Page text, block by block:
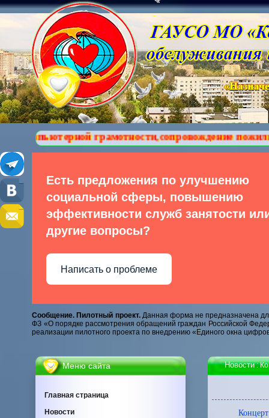
грамотности,сопровождение пожилых
Есть предложения по улучшению
социальной сферы, повышению
эффективности служб занятости
другие вопросы?
Написать о проблеме
Сообщение. Пилотный проект.Данная форма не предназначена
ФЗ «О порядке рассмотрения обращений граждан Российской
реализации пилотного проекта по внедрению «Единого окна
Меню сайта
Главная страница
Новости
Новости: